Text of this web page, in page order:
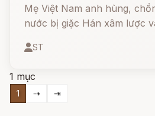
Mẹ Việt Nam anh hùng,
nước bị giặc Hán xâm lược
khởi nghĩa ở làng Cốc (Làng
trướng của Nhị vua Hai Bà
ST
1 mục
1 ⇢ ⇥